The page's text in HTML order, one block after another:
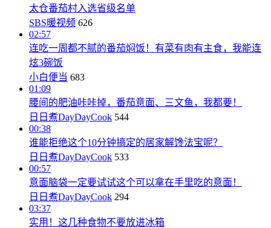
太仓番茄村入选省级名单
SBS暖视频 626
02:57
连吃一周都不腻的番茄焖饭！有菜有肉有主食，我能连
炫3碗饭
小白便当 683
01:09
腰间的肥油咔咔掉，番茄意面、三文鱼，我都要！
日日煮DayDayCook 544
00:38
谁能拒绝这个10分钟搞定的居家解馋法宝呢？
日日煮DayDayCook 533
00:57
意面脑袋一定要试试这个可以拿在手里吃的意面！
日日煮DayDayCook 294
03:37
实用！这几种食物不要放进冰箱